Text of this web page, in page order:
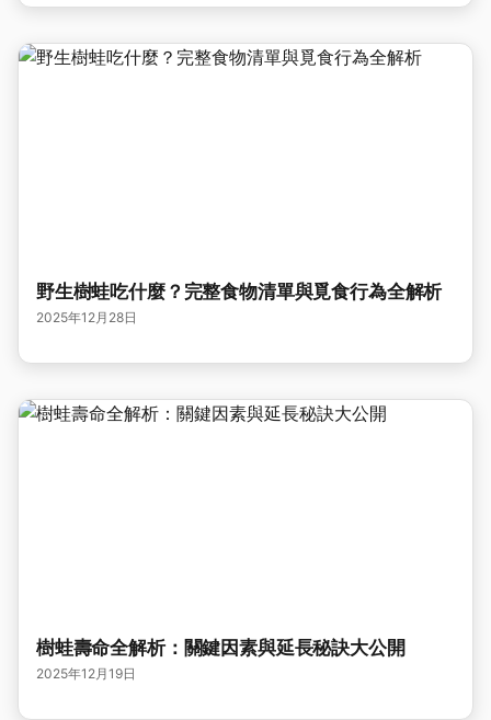
野生樹蛙吃什麼？完整食物清單與覓食行為全解析
2025年12月28日
樹蛙壽命全解析：關鍵因素與延長秘訣大公開
2025年12月19日